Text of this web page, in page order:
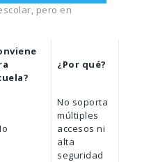
pero en
¿Por qué?
No soporta
múltiples
accesos ni
alta
seguridad